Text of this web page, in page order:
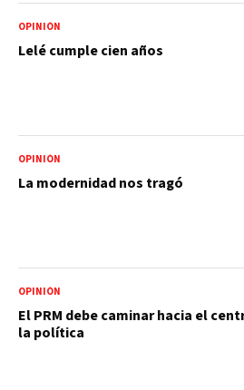
OPINIÓN
Lelé cumple cien años
OPINIÓN
La modernidad nos tragó
OPINIÓN
El PRM debe caminar hacia el
la política